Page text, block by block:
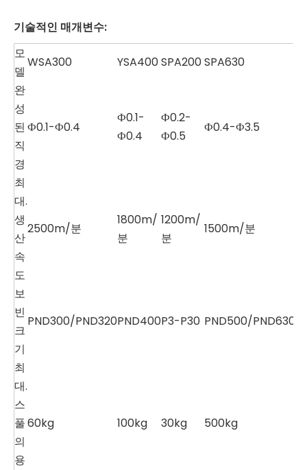
기술적인 매개변수:
모
델
WSA300 YSA400SPA200SPA630
완
성
된
직
경
Ф0.1-Ф0.4
Ф0.1-
Ф0.4
Ф0.2-
Ф0.5
Ф0.4-Ф3.5
최
대.
생
산
속
도
2500m/분
1800m/
분
1200m/
분
1500m/분
보
빈
크
기
PND300/PND320PND400P3-P30 PND500/PND630
최
대.
스
풀
의
용
60kg 100kg 30kg 500kg